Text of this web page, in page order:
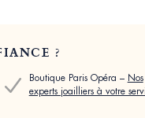
?
Boutique Paris Opéra – Nos
experts joailliers à votre